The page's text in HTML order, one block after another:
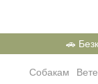
🚗
Собакам